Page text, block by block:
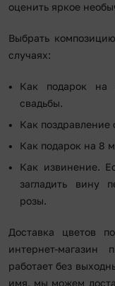
оценить яркое
Выбрать
случаях:
Как подарок на
свадьбы.
Как
Как подарок на 8
Как извинение.
загладить вину
розы.
Доставка цветов
интернет-магазин
работает без
имя, мы можем